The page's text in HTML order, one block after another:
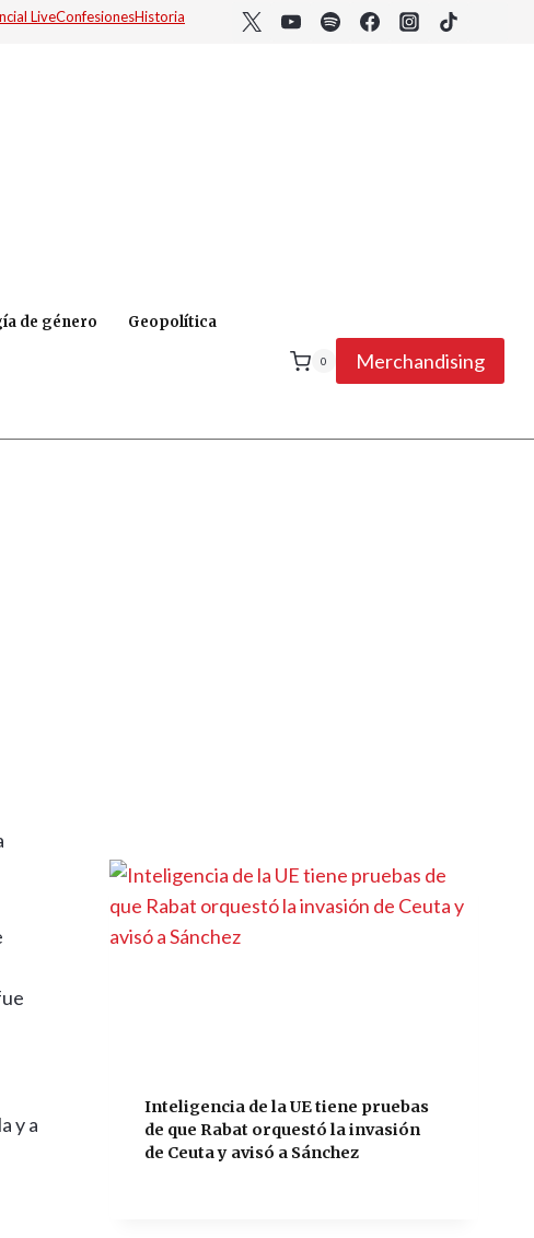
LiveConfesionesHistoria
de género Geopolítica
0 Merchandising
y a
Inteligencia de la UE tiene pruebas
de que Rabat orquestó la invasión
de Ceuta y avisó a Sánchez